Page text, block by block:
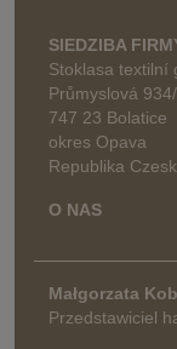
SIEDZIBA
Stoklasa textilní
Průmyslová
747 23 Bolatice
okres Opava
Republika
O NAS
Małgorzata
Przedstawiciel